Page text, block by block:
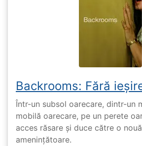
Backrooms: Fără
Într-un subsol oarecare, dintr-un
mobilă oarecare, pe un perete
acces răsare și duce către o
amenințătoare.